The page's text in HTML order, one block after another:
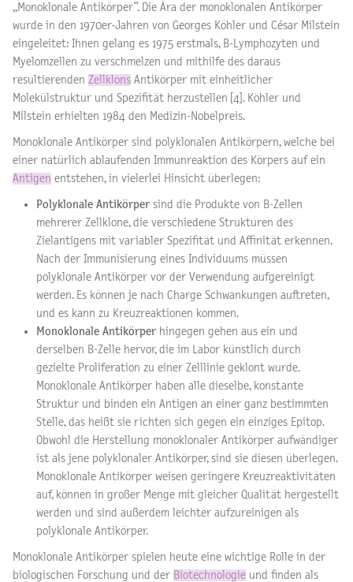
„Monoklonale Antikörper“. Die Ära der monoklonalen Antikörper
wurde in den 1970er-Jahren von Georges Köhler und César Milstein
eingeleitet: Ihnen gelang es 1975 erstmals, B-Lymphozyten und
Myelomzellen zu verschmelzen und mithilfe des daraus
resultierenden Zellklons Antikörper mit einheitlicher
Molekülstruktur und Spezifität herzustellen [4]. Köhler und
Milstein erhielten 1984 den Medizin-Nobelpreis.
Monoklonale Antikörper sind polyklonalen Antikörpern, welche bei
einer natürlich ablaufenden Immunreaktion des Körpers auf ein
Antigen entstehen, in vielerlei Hinsicht überlegen:
Polyklonale Antikörpersind die Produkte von B-Zellen
mehrerer Zellklone, die verschiedene Strukturen des
Zielantigens mit variabler Spezifität und Affinität erkennen.
Nach der Immunisierung eines Individuums müssen
polyklonale Antikörper vor der Verwendung aufgereinigt
werden. Es können je nach Charge Schwankungen auftreten,
und es kann zu Kreuzreaktionen kommen.
Monoklonale Antikörperhingegen gehen aus ein und
derselben B-Zelle hervor, die im Labor künstlich durch
gezielte Proliferation zu einer Zelllinie geklont wurde.
Monoklonale Antikörper haben alle dieselbe, konstante
Struktur und binden ein Antigen an einer ganz bestimmten
Stelle, das heißt sie richten sich gegen ein einziges Epitop.
Obwohl die Herstellung monoklonaler Antikörper aufwändiger
ist als jene polyklonaler Antikörper, sind sie diesen überlegen.
Monoklonale Antikörper weisen geringere Kreuzreaktivitäten
auf, können in großer Menge mit gleicher Qualität hergestellt
werden und sind außerdem leichter aufzureinigen als
polyklonale Antikörper.
Monoklonale Antikörper spielen heute eine wichtige Rolle in der
biologischen Forschung und der Biotechnologie und finden als